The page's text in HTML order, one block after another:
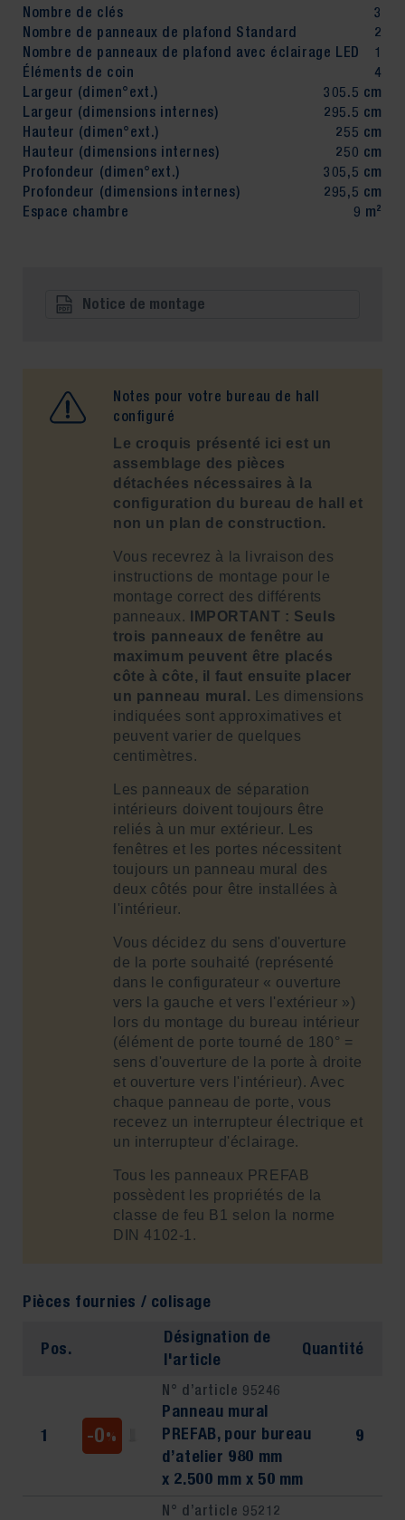
Nombre de clés
3
Nombre de panneaux de plafond Standard
2
Nombre de panneaux de plafond avec éclairage LED
1
Éléments de coin
4
Largeur (dimen°ext.)
305.5 cm
Largeur (dimensions internes)
295.5 cm
Hauteur (dimen°ext.)
255 cm
Hauteur (dimensions internes)
250 cm
Profondeur (dimen°ext.)
305,5 cm
Profondeur (dimensions internes)
295,5 cm
Espace chambre
9 m²
Notice de montage
Notes pour votre bureau de hall
configuré
Le croquis présenté ici est un
assemblage des pièces
détachées nécessaires à la
configuration du bureau de hall et
non un plan de construction.
Vous recevrez à la livraison des
instructions de montage pour le
montage correct des différents
panneaux.
IMPORTANT : Seuls
trois panneaux de fenêtre au
maximum peuvent être placés
côte à côte, il faut ensuite placer
un panneau mural. Les dimensions
indiquées sont approximatives et
peuvent varier de quelques
centimètres.
Les panneaux de séparation
intérieurs doivent toujours être
reliés à un mur extérieur. Les
fenêtres et les portes nécessitent
toujours un panneau mural des
deux côtés pour être installées à
l'intérieur.
Vous décidez du sens d'ouverture
de la porte souhaité (représenté
dans le configurateur « ouverture
vers la gauche et vers l'extérieur »)
lors du montage du bureau intérieur
(élément de porte tourné de 180° =
sens d'ouverture de la porte à droite
et ouverture vers l'intérieur). Avec
chaque panneau de porte, vous
recevez un interrupteur électrique et
un interrupteur d'éclairage.
Tous les panneaux PREFAB
possèdent les propriétés de la
classe de feu B1 selon la norme
DIN 4102-1.
Pièces fournies / colisage
Pos.
Désignation de
l'article
Quantité
1 -0%
N° d’article 95246
Panneau mural
PREFAB, pour bureau
d’atelier 980 mm
x 2.500 mm x 50 mm
9
N° d’article 95212